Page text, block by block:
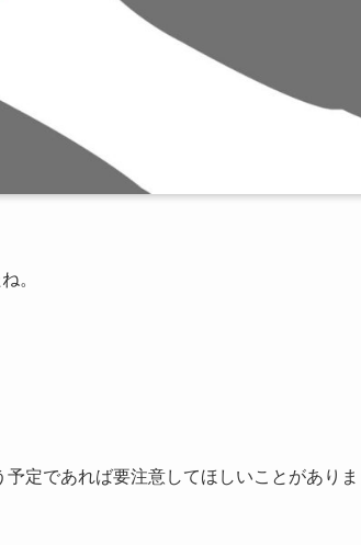
。
定であれば要注意してほしいことがありま